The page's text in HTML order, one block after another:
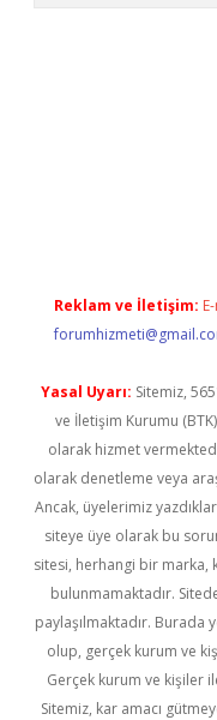
Reklam ve İletişim:
Yasal Uyarı: Sitemiz,
ve İletişim Kurumu
olarak hizmet
olarak denetleme veya
Ancak, üyelerimiz
siteye üye olarak bu
sitesi, herhangi bir marka,
bulunmamaktadır.
paylaşılmaktadır. Burada
olup, gerçek kurum ve
Gerçek kurum ve kişiler
Sitemiz, kar amacı